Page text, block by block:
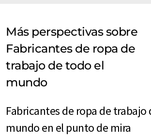
Más perspectivas sobre
Fabricantes de ropa de
trabajo de todo el
mundo
Fabricantes de ropa de trabajo
mundo en el punto de mira